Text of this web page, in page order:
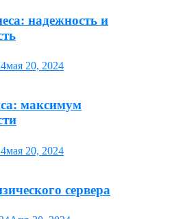
надежность и
мая 20, 2024
максимум
мая 20, 2024
сервера